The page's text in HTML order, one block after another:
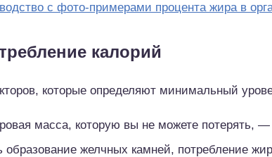
с фото-примерами процента жира в
калорий
которые определяют минимальный
масса, которую вы не можете потерять,
образование желчных камней, потребление